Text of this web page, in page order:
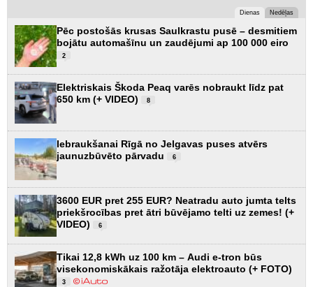
Dienas Nedēļas
Pēc postošās krusas Saulkrastu pusē – desmitiem
bojātu automašīnu un zaudējumi ap 100 000 eiro
2
Elektriskais Škoda Peaq varēs nobraukt līdz pat
650 km (+ VIDEO)
8
Iebraukšanai Rīgā no Jelgavas puses atvērs
jaunuzbūvēto pārvadu
6
3600 EUR pret 255 EUR? Neatradu auto jumta telts
priekšrocības pret ātri būvējamo telti uz zemes! (+
VIDEO)
6
Tikai 12,8 kWh uz 100 km – Audi e-tron būs
visekonomiskākais ražotāja elektroauto (+ FOTO)
3